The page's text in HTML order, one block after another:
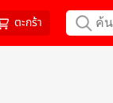
ตะกร้า